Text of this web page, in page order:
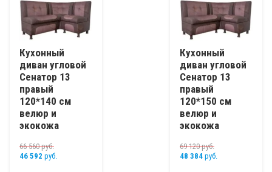
Кухонный
диван угловой
Сенатор 13
правый
120*140 см
велюр и
экокожа
66 560руб.
46 592 руб.
Кухонный
диван угловой
Сенатор 13
правый
120*150 см
велюр и
экокожа
69 120руб.
48 384 руб.